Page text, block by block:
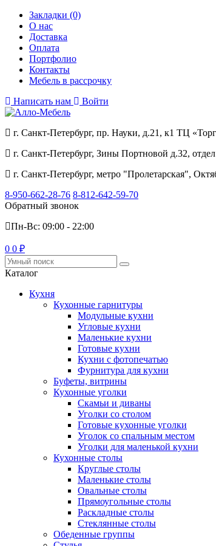
Закладки (0)
О нас
Доставка
Оплата
Портфолио
Контакты
Мебель в рассрочку
Написать нам
Войти
г. Санкт-Петербург, пр. Науки, д.21, к1 ТЦ
г. Санкт-Петербург, Зины Портновой д.32,
г. Санкт-Петербург, метро "Пролетарская",
8-950-662-28-76 8-812-642-59-70
Обратный звонок
Пн-Вс: 09:00 - 22:00
0 0 ₽
Каталог
Кухня
Кухонные гарнитуры
Модульные кухни
Угловые кухни
Маленькие кухни
Готовые кухни
Кухни с фотопечатью
Фурнитура для кухни
Буфеты, витрины
Кухонные уголки
Скамьи и диваны
Уголки со столом
Готовые кухонные уголки
Уголок со спальным местом
Уголки для маленькой кухни
Кухонные столы
Круглые столы
Маленькие столы
Овальные столы
Прямоугольные столы
Раскладные столы
Стеклянные столы
Обеденные группы